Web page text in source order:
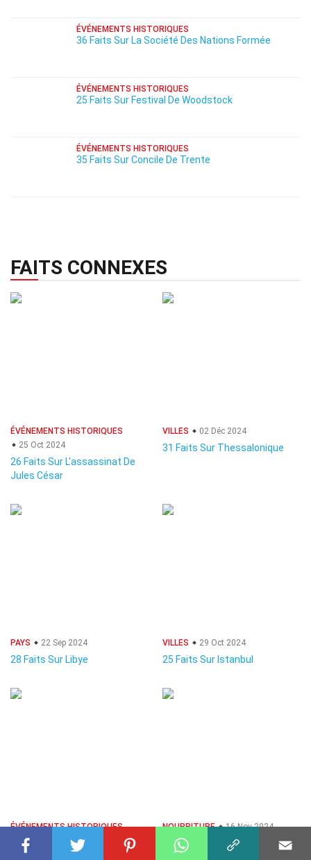
ÉVÉNEMENTS HISTORIQUES
36 Faits Sur La Société Des Nations Formée
ÉVÉNEMENTS HISTORIQUES
25 Faits Sur Festival De Woodstock
ÉVÉNEMENTS HISTORIQUES
35 Faits Sur Concile De Trente
FAITS CONNEXES
ÉVÉNEMENTS HISTORIQUES
25 Oct 2024
26 Faits Sur L'assassinat De
Jules César
VILLES 02 Déc 2024
31 Faits Sur Thessalonique
PAYS 22 Sep 2024
28 Faits Sur Libye
VILLES 29 Oct 2024
25 Faits Sur Istanbul
ÉVÉNEMENTS HISTORIQUES
26 Nov 2024
NOURRITURE 16 Nov 2024
33 Faits Sur Baklava